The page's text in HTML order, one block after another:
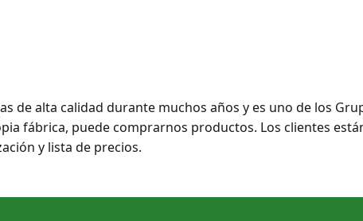
de alta calidad durante muchos años y es uno de los
fábrica, puede comprarnos productos. Los clientes
y lista de precios.